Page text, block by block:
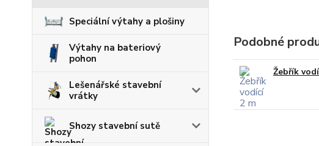
Speciální výtahy a plošiny
Výtahy na bateriový
pohon
Lešenářské stavební
vrátky
Shozy stavební sutě
Podobné
Žebřík